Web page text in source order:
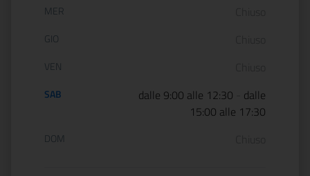
MER
GIO
VEN
SAB dalle 9:00 alle 12:30
dalle
15:00 alle 17:30
DOM